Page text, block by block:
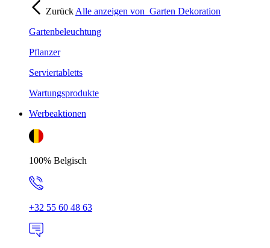
Zurück Alle anzeigen von Garten Dekoration
Gartenbeleuchtung
Pflanzer
Serviertabletts
Wartungsprodukte
Werbeaktionen
100% Belgisch
+32 55 60 48 63